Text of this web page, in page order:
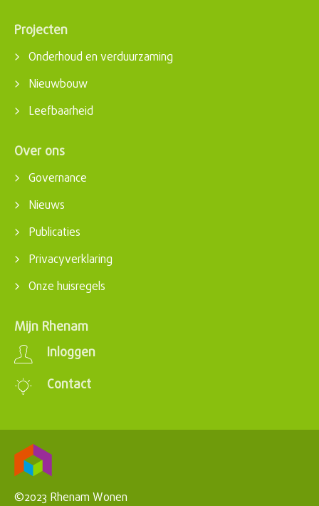
Projecten
Onderhoud en verduurzaming
Nieuwbouw
Leefbaarheid
Over ons
Governance
Nieuws
Publicaties
Privacyverklaring
Onze huisregels
Mijn Rhenam
Inloggen
Contact
©2023 Rhenam Wonen